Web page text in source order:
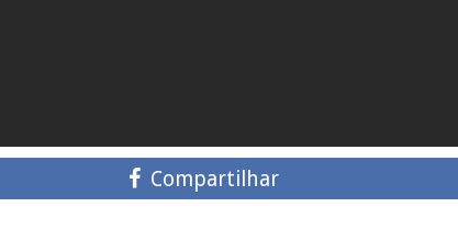
Compartilhar